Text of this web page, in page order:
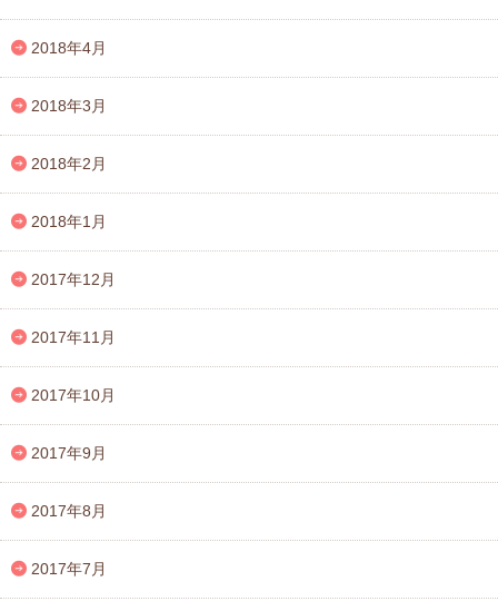
2018年4月
2018年3月
2018年2月
2018年1月
2017年12月
2017年11月
2017年10月
2017年9月
2017年8月
2017年7月